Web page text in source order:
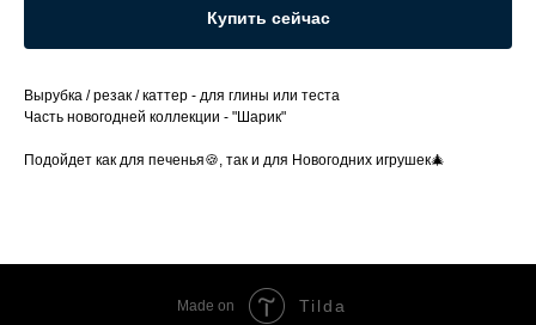
Купить сейчас
Вырубка / резак / каттер - для глины или теста
Часть новогодней коллекции - "Шарик"
Подойдет как для печенья🍪, так и для Новогодних игрушек🎄
Made on Tilda